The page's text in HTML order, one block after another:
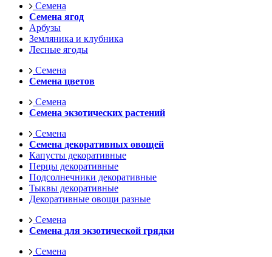
Семена
Семена ягод
Арбузы
Земляника и клубника
Лесные ягоды
Семена
Семена цветов
Семена
Семена экзотических растений
Семена
Семена декоративных овощей
Капусты декоративные
Перцы декоративные
Подсолнечники декоративные
Тыквы декоративные
Декоративные овощи разные
Семена
Семена для экзотической грядки
Семена